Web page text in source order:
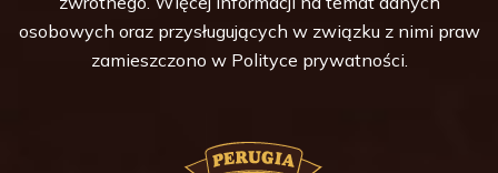
osobowych oraz przysługujących w związku z nimi praw
zamieszczono w Polityce prywatności.